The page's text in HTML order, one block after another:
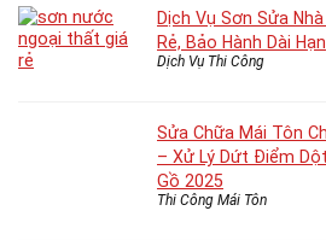
Dịch Vụ Sơn Sửa
Rẻ, Bảo Hành Dài Hạn
Dịch Vụ Thi Công
Sửa Chữa Mái Tôn
– Xử Lý Dứt Điểm
Gồ 2025
Thi Công Mái Tôn